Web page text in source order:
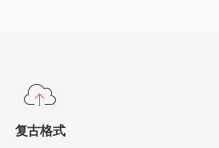
复古格式